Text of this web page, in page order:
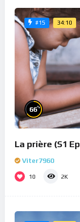
#15 34:10
66%
La prière (S1
Viter7960
10 2K